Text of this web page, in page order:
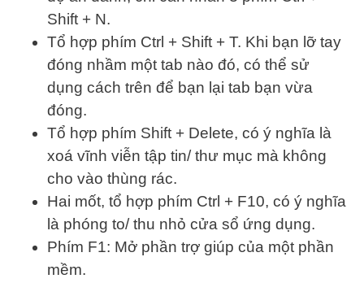
Shift + N.
Tổ hợp phím Ctrl + Shift + T. Khi bạn lỡ tay
đóng nhầm một tab nào đó, có thể sử
dụng cách trên để bạn lại tab bạn vừa
đóng.
Tổ hợp phím Shift + Delete, có ý nghĩa là
xoá vĩnh viễn tập tin/ thư mục mà không
cho vào thùng rác.
Hai mốt, tổ hợp phím Ctrl + F10, có ý nghĩa
là phóng to/ thu nhỏ cửa sổ ứng dụng.
Phím F1: Mở phần trợ giúp của một phần
mềm.